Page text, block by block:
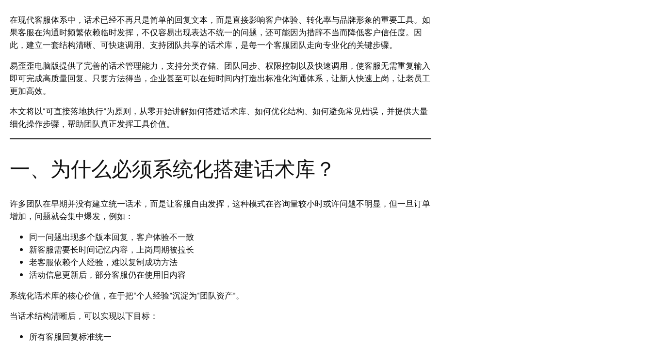
在现代客服体系中，话术已经不再只是简单的回复文本，而是直接影响客户体验、转化率与品牌形象的重要工具。如
果客服在沟通时频繁依赖临时发挥，不仅容易出现表达不统一的问题，还可能因为措辞不当而降低客户信任度。因
此，建立一套结构清晰、可快速调用、支持团队共享的话术库，是每一个客服团队走向专业化的关键步骤。
易歪歪电脑版提供了完善的话术管理能力，支持分类存储、团队同步、权限控制以及快速调用，使客服无需重复输入
即可完成高质量回复。只要方法得当，企业甚至可以在短时间内打造出标准化沟通体系，让新人快速上岗，让老员工
更加高效。
本文将以“可直接落地执行”为原则，从零开始讲解如何搭建话术库、如何优化结构、如何避免常见错误，并提供大量
细化操作步骤，帮助团队真正发挥工具价值。
一、为什么必须系统化搭建话术库？
许多团队在早期并没有建立统一话术，而是让客服自由发挥，这种模式在咨询量较小时或许问题不明显，但一旦订单
增加，问题就会集中爆发，例如：
同一问题出现多个版本回复，客户体验不一致
新客服需要长时间记忆内容，上岗周期被拉长
老客服依赖个人经验，难以复制成功方法
活动信息更新后，部分客服仍在使用旧内容
系统化话术库的核心价值，在于把“个人经验”沉淀为“团队资产”。
当话术结构清晰后，可以实现以下目标：
所有客服回复标准统一